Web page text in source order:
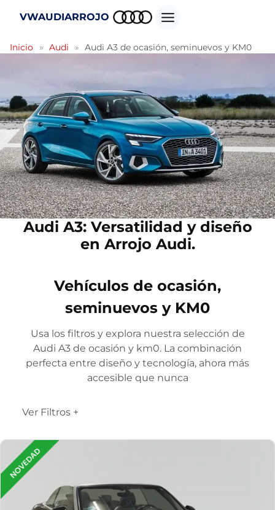
VWAUDIARROJO
Inicio » Audi » Audi A3 de ocasión, seminuevos y KM0
Audi A3: Versatilidad y diseño
en Arrojo Audi.
Vehículos de ocasión,
seminuevos y KM0
Usa los filtros y explora nuestra selección de
Audi A3 de ocasión y km0. La combinación
perfecta entre diseño y tecnología, ahora más
accesible que nunca
Ver Filtros +